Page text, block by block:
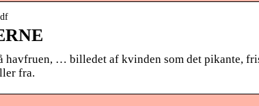
havfruen, … billedet af kvinden som det pikante,
fra.